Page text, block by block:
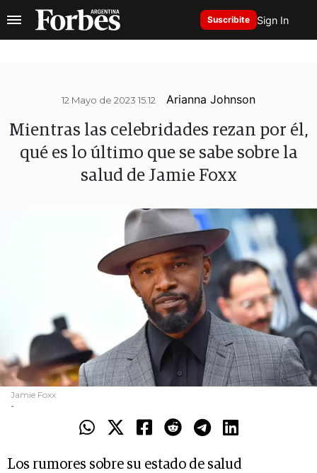
Suscribite Sign In
12 Mayo de 2023 15.12 Arianna Johnson
Mientras las celebridades rezan por él,
qué es lo último que se sabe sobre la
salud de Jamie Foxx
Jamie Foxx
-
Los rumores sobre su estado de salud